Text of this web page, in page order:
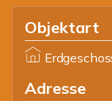
Objektart
Adresse